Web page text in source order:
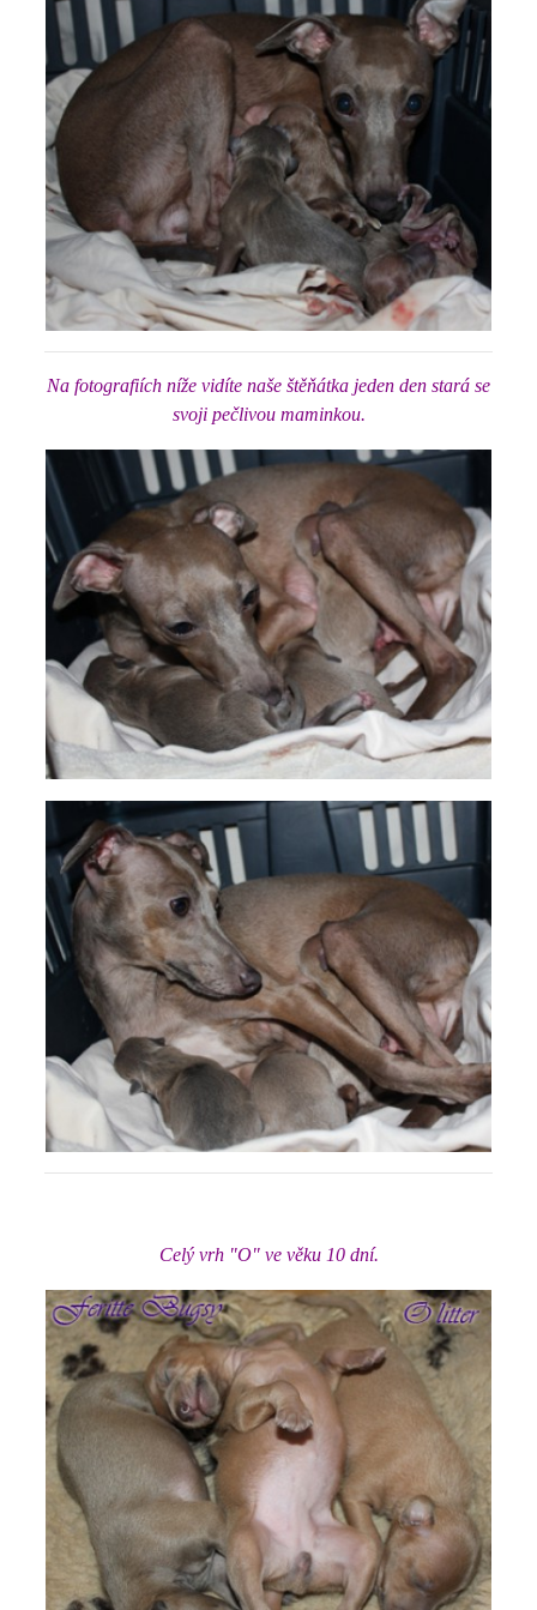
Na fotografiích níže vidíte naše štěňátka jeden den stará se
svoji pečlivou maminkou.
Celý vrh "O" ve věku 10 dní.